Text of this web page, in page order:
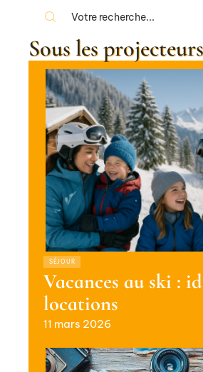
Sous les projecteurs
SÉJOUR
Vacances au ski :
locations
11 mars 2026